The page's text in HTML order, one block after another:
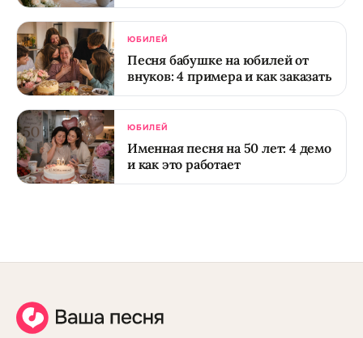
ЮБИЛЕЙ
Песня бабушке на юбилей от
внуков: 4 примера и как заказать
ЮБИЛЕЙ
Именная песня на 50 лет: 4 демо
и как это работает